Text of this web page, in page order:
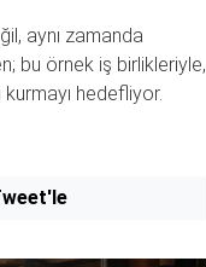
aynı zamanda
bu örnek iş birlikleriyle,
hedefliyor.